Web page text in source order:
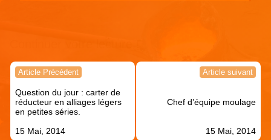
Navigation
l’article
Article Précédent
Question du jour : carter de
réducteur en alliages légers
en petites séries.
15 Mai, 2014
Article suivant
Chef d’équipe moulage
15 Mai, 2014